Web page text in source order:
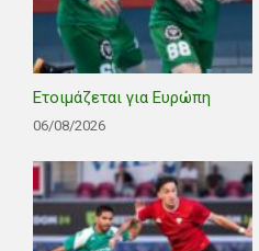
Ετοιμάζεται για Ευρώπη
06/08/2026